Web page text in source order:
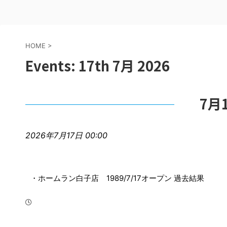
HOME >
Events: 17th 7月 2026
7月
2026年7月17日 00:00
・ホームラン白子店 1989/7/17オープン 過去結果